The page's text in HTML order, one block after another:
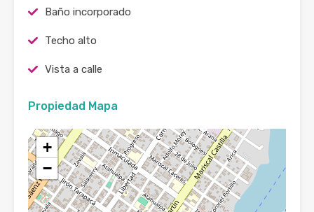
Baño incorporado
Techo alto
Vista a calle
Propiedad Mapa
+
−